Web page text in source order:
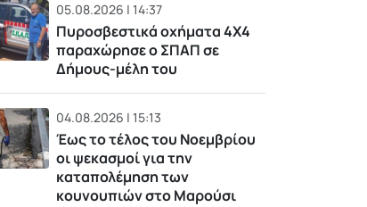
05.08.2026 | 14:37
Πυροσβεστικά οχήματα 4Χ4
παραχώρησε ο ΣΠΑΠ σε
Δήμους-μέλη του
04.08.2026 | 15:13
Έως το τέλος του Νοεμβρίου
οι ψεκασμοί για την
καταπολέμηση των
κουνουπιών στο Μαρούσι